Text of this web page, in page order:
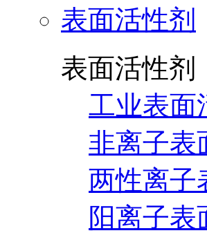
表面活性剂
表面活性剂
工业表面
非离子表
两性离子
阳离子表